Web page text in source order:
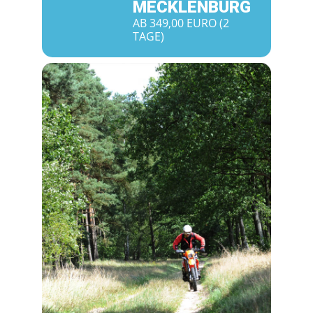
MECKLENBURG
AB 349,00 EURO (2
TAGE)